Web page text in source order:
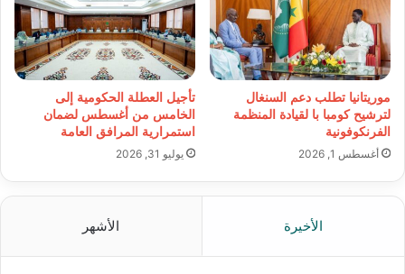
موريتانيا تطلب دعم السنغال
لترشيح كومبا با لقيادة المنظمة
الفرنكوفونية
أغسطس 1, 2026
تأجيل العطلة الحكومية إلى
الخامس من أغسطس لضمان
استمرارية المرافق العامة
يوليو 31, 2026
الأخيرة الأشهر